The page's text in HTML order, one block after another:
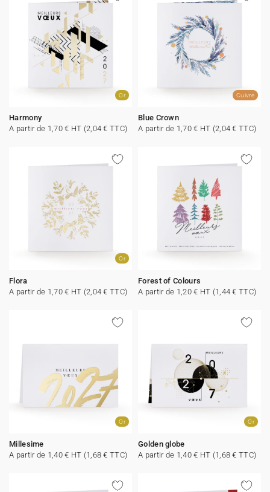
Or
Harmony
A partir de 1,70 € HT (2,04 € TTC)
Cuivre
Blue Crown
A partir de 1,70 € HT (2,04 € TTC)
Or
Flora
A partir de 1,70 € HT (2,04 € TTC)
Forest of Colours
A partir de 1,20 € HT (1,44 € TTC)
Or
Millesime
A partir de 1,40 € HT (1,68 € TTC)
Or
Golden globe
A partir de 1,40 € HT (1,68 € TTC)